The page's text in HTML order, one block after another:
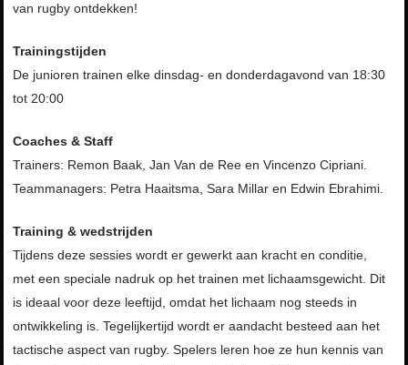
van rugby ontdekken!
Trainingstijden
De junioren trainen elke dinsdag- en donderdagavond van 18:30
tot 20:00
Coaches & Staff
Trainers: Remon Baak, Jan Van de Ree en Vincenzo Cipriani.
Teammanagers: Petra Haaitsma, Sara Millar en Edwin Ebrahimi.
Training & wedstrijden
Tijdens deze sessies wordt er gewerkt aan kracht en conditie,
met een speciale nadruk op het trainen met lichaamsgewicht. Dit
is ideaal voor deze leeftijd, omdat het lichaam nog steeds in
ontwikkeling is. Tegelijkertijd wordt er aandacht besteed aan het
tactische aspect van rugby. Spelers leren hoe ze hun kennis van